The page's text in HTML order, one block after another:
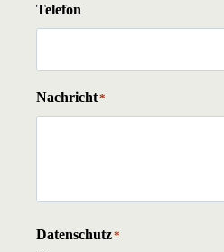
Telefon
Nachricht*
Datenschutz*